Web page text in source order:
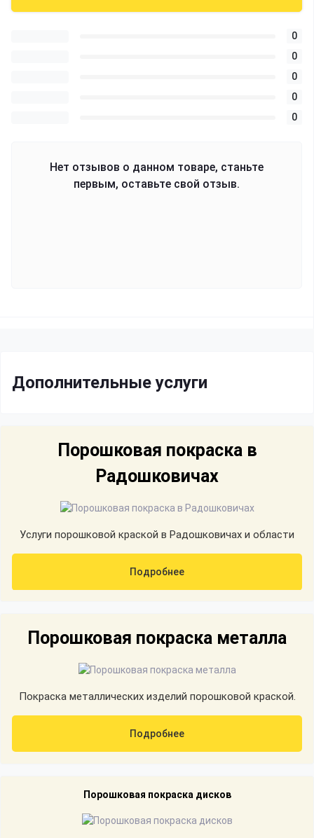
0
0
0
0
0
Нет отзывов о данном товаре, станьте
первым, оставьте свой отзыв.
Дополнительные услуги
Порошковая покраска в
Радошковичах
Услуги порошковой краской в Радошковичах и области
Подробнее
Порошковая покраска металла
Покраска металлических изделий порошковой краской.
Подробнее
Порошковая покраска дисков